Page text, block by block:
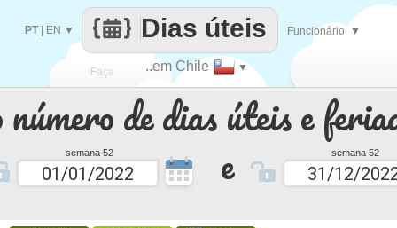
de dias úteis e
semana 52 e semana 52
Faça
cada
..em Chile ▼
Dias úteis
PT| EN ▼ Funcionário ▼